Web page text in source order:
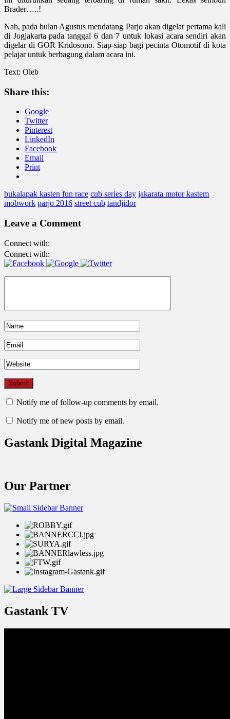
Brader…..!
Nah, pada bulan Agustus mendatang Parjo akan digelar pertama kali
di Jogjakarta pada tanggal 6 dan 7 untuk lokasi acara sendiri akan
digelar di GOR Kridosono. Siap-siap bagi pecinta Otomotif di kota
pelajar untuk berbagung dalam acara ini.
Text: Oleb
Share this:
Google
Twitter
Pinterest
LinkedIn
Facebook
Email
Print
bukalapak kasten fun race cub series day jakarata motor kastem
mobwork parjo 2016 street cub tandjidor
Leave a Comment
Connect with:
Connect with:
Notify me of follow-up comments by email.
Notify me of new posts by email.
Gastank Digital Magazine
Our Partner
Gastank TV